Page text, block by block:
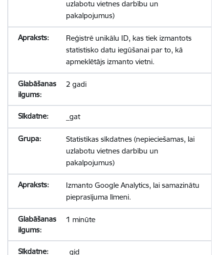
uzlabotu vietnes darbību un
pakalpojumus)
Reģistrē unikālu ID, kas tiek izmantots
statistisko datu iegūšanai par to, kā
apmeklētājs izmanto vietni.
2 gadi
_gat
Statistikas sīkdatnes (nepieciešamas, lai
uzlabotu vietnes darbību un
pakalpojumus)
Izmanto Google Analytics, lai samazinātu
pieprasījuma līmeni.
1 minūte
_gid